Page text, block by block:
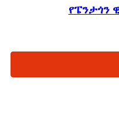
የፔንታጎን